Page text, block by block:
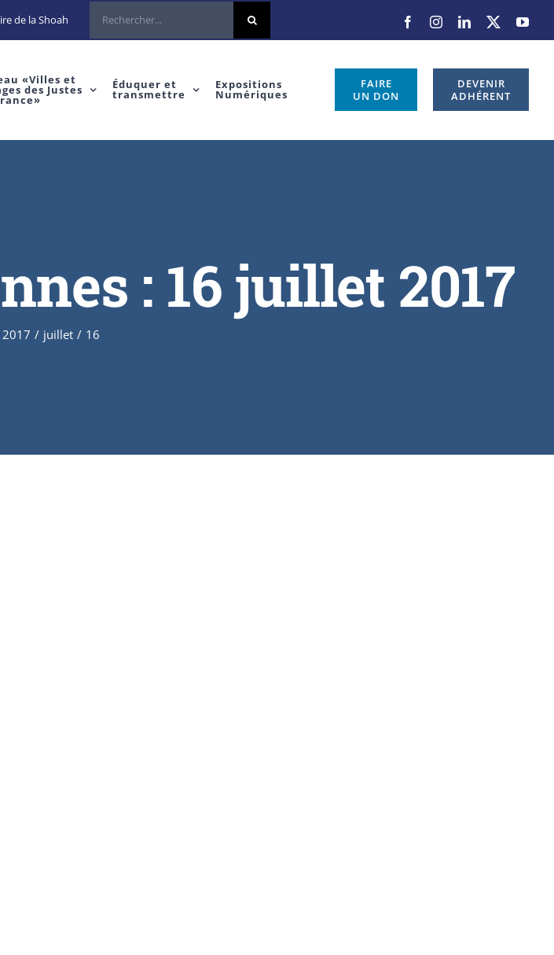
de la Shoah Rechercher
FacebookInstagramLinkedIn
X
«Villes et
des Justes Éduquer et
transmettre
Expositions
Numériques
FAIRE
UN DON
DEVENIR
ADHÉRENT
: 16 juillet 2017
2017 / juillet / 16